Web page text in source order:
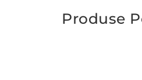
Produse